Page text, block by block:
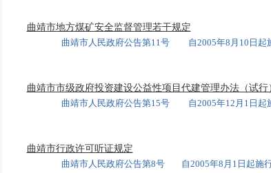
曲靖市地方煤矿安全监督管理若干规定
曲靖市人民政府公告第11号 自2005年8月10日起
曲靖市市级政府投资建设公益性项目代建管理办法（试行
曲靖市人民政府公告第15号 自2005年12月1日起
曲靖市行政许可听证规定
曲靖市人民政府公告第8号 自2005年8月1日起施